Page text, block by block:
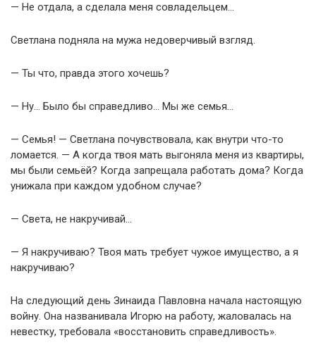
— Не отдала, а сделала меня совладельцем…
Светлана подняла на мужа недоверчивый взгляд.
— Ты что, правда этого хочешь?
— Ну… Было бы справедливо… Мы же семья…
— Семья! — Светлана почувствовала, как внутри что-то
ломается. — А когда твоя мать выгоняла меня из квартиры,
мы были семьёй? Когда запрещала работать дома? Когда
унижала при каждом удобном случае?
— Света, не накручивай…
— Я накручиваю? Твоя мать требует чужое имущество, а я
накручиваю?
На следующий день Зинаида Павловна начала настоящую
войну. Она названивала Игорю на работу, жаловалась на
невестку, требовала «восстановить справедливость».